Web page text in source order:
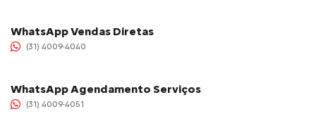
WhatsApp Vendas Diretas
(31) 4009-4040
WhatsApp Agendamento Serviços
(31) 4009-4051